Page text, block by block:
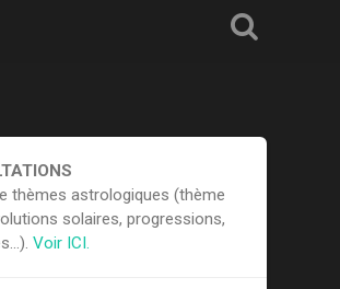
thèmes astrologiques (thème
solaires, progressions,
Voir ICI.